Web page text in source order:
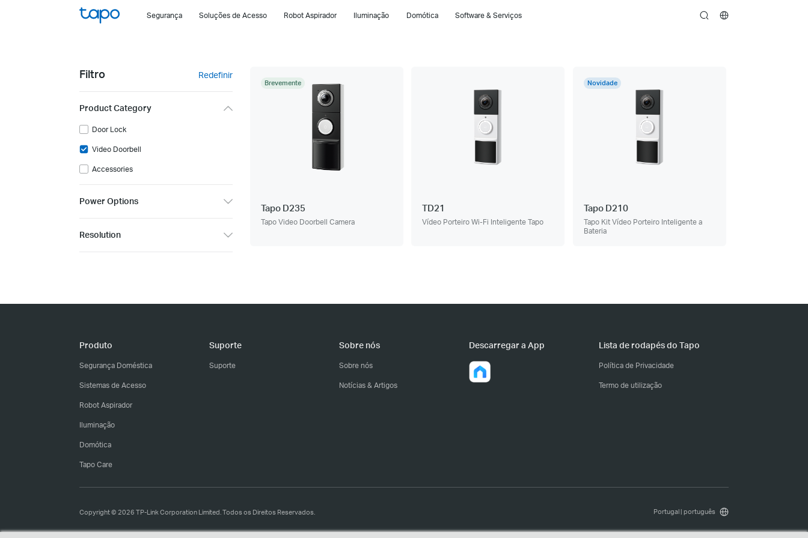
Segurança Soluções de Acesso Robot Aspirador Iluminação Domótica Software & Serviços search
Filtro Redefinir
Product Category
Door Lock
Video Doorbell
Accessories
Power Options
Resolution
Brevemente
Tapo D235
Tapo Video Doorbell Camera
TD21
Vídeo Porteiro Wi-Fi Inteligente Tapo
Novidade
Tapo D210
Tapo Kit Vídeo Porteiro Inteligente a
Bateria
Produto
Segurança Doméstica
Sistemas de Acesso
Robot Aspirador
Iluminação
Domótica
Tapo Care
Suporte
Suporte
Sobre nós
Sobre nós
Notícias & Artigos
Descarregar a App Lista de rodapés do Tapo
Política de Privacidade
Termo de utilização
Copyright © 2026 TP-Link Corporation Limited. Todos os Direitos Reservados. Portugal | português